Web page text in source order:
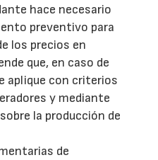
hace necesario
preventivo para
los precios en
que, en caso de
aplique con criterios
y mediante
la producción de
de